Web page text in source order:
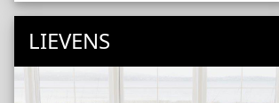
Valets et Psyché
Chaises Tabourets Bancs
Coffres
LIEVENS